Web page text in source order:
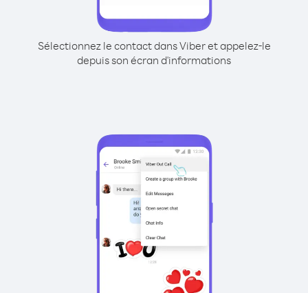
Sélectionnez le contact dans Viber et appelez-le
depuis son écran d'informations